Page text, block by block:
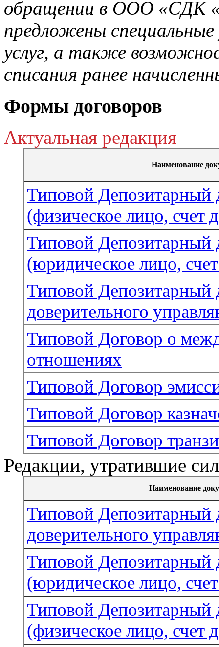
обращении в ООО «СДК
предложены
услуг, а также
списания ранее
Формы договоров
Актуальная редакция
Наименование
Типовой Депозитарный
(физическое лицо, счет
Типовой Депозитарный
(юридическое лицо,
Типовой Депозитарный
доверительного
Типовой Договор о
отношениях
Типовой Договор
Типовой Договор
Типовой Договор
Редакции, утратившие
Наименование
Типовой Депозитарный
доверительного
Типовой Депозитарный
(юридическое лицо,
Типовой Депозитарный
(физическое лицо, счет